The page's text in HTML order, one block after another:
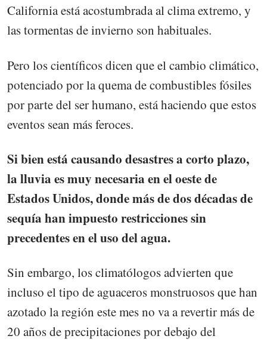
California está acostumbrada al clima extremo, y
las tormentas de invierno son habituales.
Pero los científicos dicen que el cambio climático,
potenciado por la quema de combustibles fósiles
por parte del ser humano, está haciendo que estos
eventos sean más feroces.
Si bien está causando desastres a corto plazo,
la lluvia es muy necesaria en el oeste de
Estados Unidos, donde más de dos décadas de
sequía han impuesto restricciones sin
precedentes en el uso del agua.
Sin embargo, los climatólogos advierten que
incluso el tipo de aguaceros monstruosos que han
azotado la región este mes no va a revertir más de
20 años de precipitaciones por debajo del